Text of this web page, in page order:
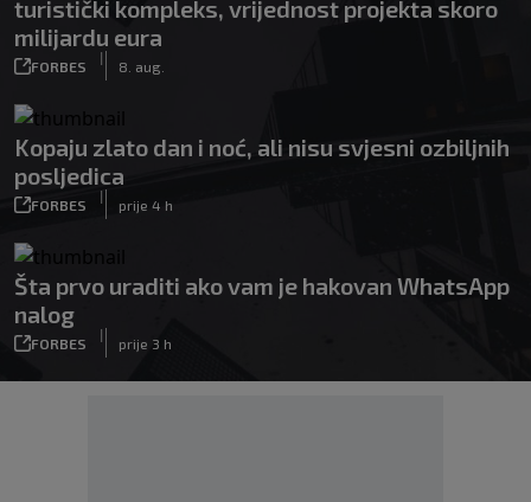
turistički kompleks, vrijednost projekta skoro
milijardu eura
FORBES
|
8. aug.
Kopaju zlato dan i noć, ali nisu svjesni ozbiljnih
posljedica
FORBES
|
prije 4 h
Šta prvo uraditi ako vam je hakovan WhatsApp
nalog
FORBES
|
prije 3 h